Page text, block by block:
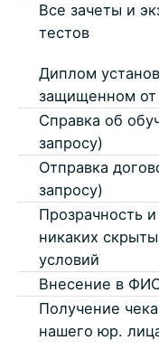
Все зачеты и
тестов
Диплом
защищенном от
Справка об
запросу)
Отправка
запросу)
Прозрачность
никаких
условий
Внесение в
Получение
нашего юр.